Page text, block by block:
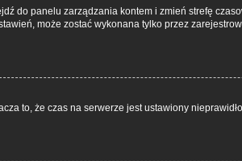
do panelu zarządzania kontem i zmień strefę
może zostać wykonana tylko przez
to, że czas na serwerze jest ustawiony